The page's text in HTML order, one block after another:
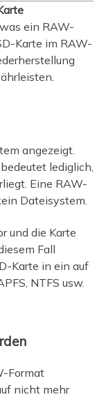
ein RAW-
Karte im RAW-
angezeigt.
lediglich,
Eine RAW-
Dateisystem.
und die Karte
Fall
Karte in ein auf
NTFS usw.
Format
nicht mehr